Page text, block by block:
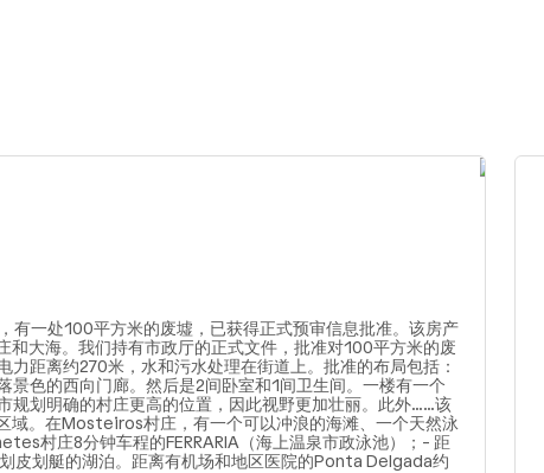
有一处100平方米的废墟，已获得正式预审信息批准。该房产
大海。我们持有市政厅的正式文件，批准对100平方米的废
距离约270米，水和污水处理在街道上。批准的布局包括：
景色的西向门廊。然后是2间卧室和1间卫生间。一楼有一个
规划明确的村庄更高的位置，因此视野更加壮丽。此外……该
。在Mosteiros村庄，有一个可以冲浪的海滩、一个天然泳
村庄8分钟车程的FERRARIA（海上温泉市政泳池）；- 距
皮划艇的湖泊。距离有机场和地区医院的Ponta Delgada约